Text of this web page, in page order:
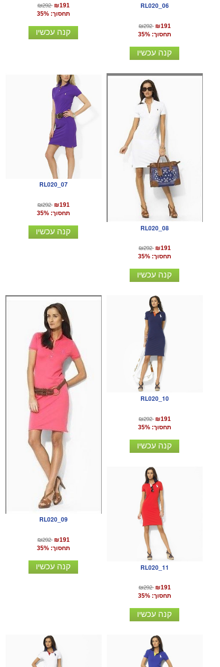
₪292 ₪191
תחסוך: 35%
קנה עכשיו
RL020_06
₪292 ₪191
תחסוך: 35%
קנה עכשיו
RL020_07
₪292 ₪191
תחסוך: 35%
קנה עכשיו RL020_08
₪292 ₪191
תחסוך: 35%
קנה עכשיו
RL020_09
₪292 ₪191
תחסוך: 35%
קנה עכשיו
RL020_10
₪292 ₪191
תחסוך: 35%
קנה עכשיו
RL020_11
₪292 ₪191
תחסוך: 35%
קנה עכשיו